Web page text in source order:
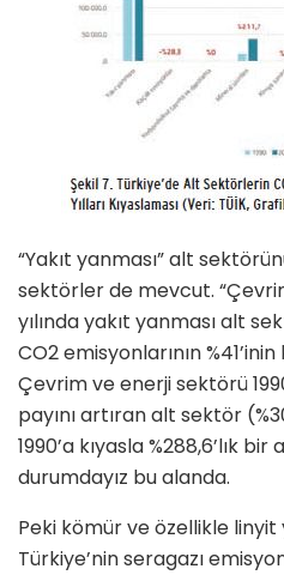
“Yakıt yanması” alt
sektörler de mevcut.
yılında yakıt yanması alt
CO2 emisyonları­nın
Çevrim ve enerji sektörü
payını artıran alt sektör
1990’a kıyasla %288,6’lık
durumdayız bu alanda.
Peki kömür ve özellikle linyit
Türkiye’nin seragazı